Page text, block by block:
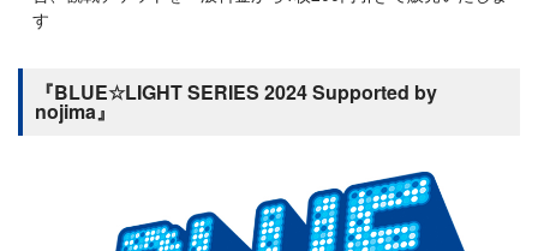
す
『BLUE☆LIGHT SERIES 2024 Supported by
nojima』